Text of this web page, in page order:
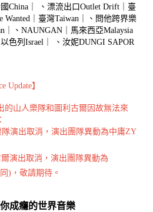
China｜ 、漂流出口Outlet Drift｜臺
Wanted｜臺灣Taiwan｜、問他跨界樂
｜、NAUNGAN｜馬來西亞Malaysia
色列Israel｜ 、汝妮DUNGI SAPOR
Update】
的山人樂隊和圖利古爾因故無法來
隊演出取消，演出團隊異動為中庸ZY
演出取消，演出團隊異動為
)，敬請期待。
成癮的世界音樂